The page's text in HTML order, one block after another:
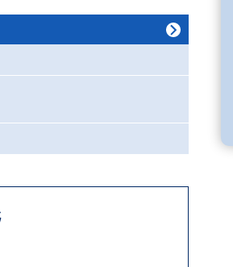
ート号特集ページ（高3生用）
ジ（高2生用）
などを調べる
実施プログラムから探す
集
夢ナビライブ